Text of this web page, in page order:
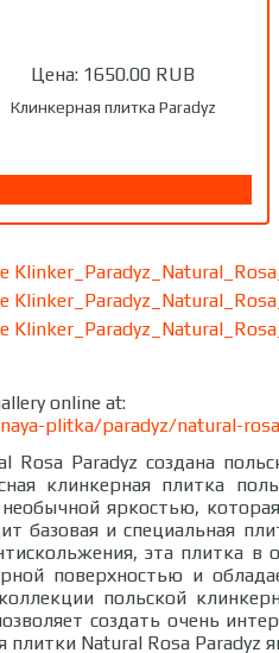
Цена: 1650.00 RUB
Клинкерная плитка Paradyz
online at:
plitka/paradyz/natural-
Rosa Paradyz создана
клинкерная плитка
яркостью,
базовая и специальная
эта плитка в
поверхностью и
польской
создать очень
плитки Natural Rosa